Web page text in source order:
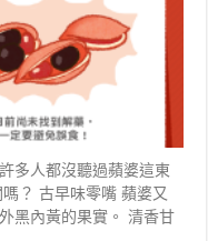
多人都沒聽過蘋婆這東
？ 古早味零嘴 蘋婆又
黑內黃的果實。 清香甘